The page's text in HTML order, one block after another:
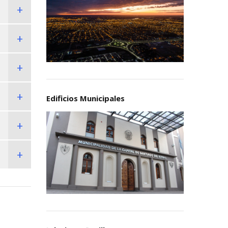
Edificios Municipales